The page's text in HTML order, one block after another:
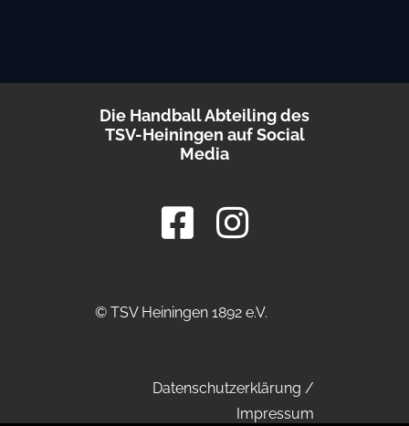
Die Handball Abteiling des
TSV-Heiningen auf Social
Media
© TSV Heiningen 1892 e.V.
Datenschutzerklärung /
Impressum